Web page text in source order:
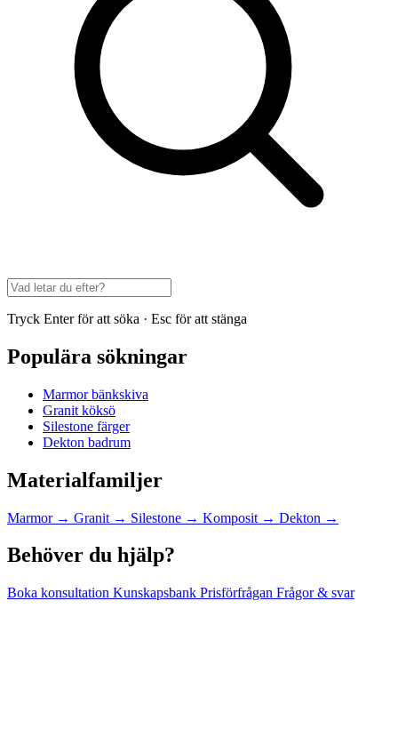
Tryck Enter för att söka · Esc för att stänga
Populära sökningar
Marmor bänkskiva
Granit köksö
Silestone färger
Dekton badrum
Materialfamiljer
Marmor → Granit → Silestone → Komposit → Dekton →
Behöver du hjälp?
Boka konsultation Kunskapsbank Prisförfrågan Frågor & svar